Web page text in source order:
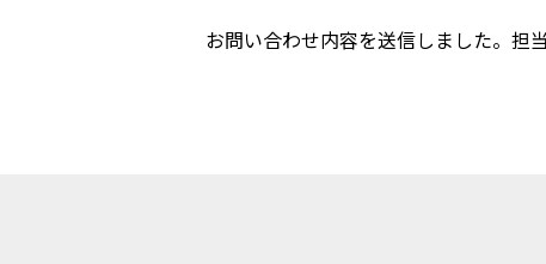
お問い合わせ内容を送信しました。担